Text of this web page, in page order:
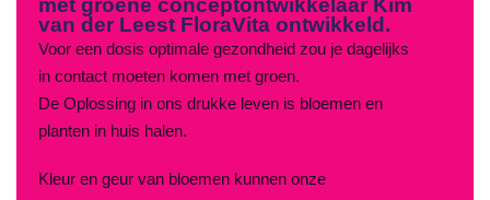
met groene conceptontwikkelaar Kim
van der Leest FloraVita ontwikkeld.
Voor een dosis optimale gezondheid zou je dagelijks
in contact moeten komen met groen.
De Oplossing in ons drukke leven is bloemen en
planten in huis halen.
Kleur en geur van bloemen kunnen onze